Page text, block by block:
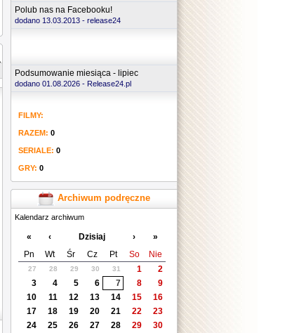
Polub nas na Facebooku!
dodano 13.03.2013 - release24
Podsumowanie miesiąca - lipiec
dodano 01.08.2026 - Release24.pl
FILMY:
RAZEM: 0
SERIALE: 0
GRY: 0
Archiwum podręczne
Kalendarz archiwum
« ‹ Dzisiaj ›
»
Pn
Wt Śr Cz Pt So Nie
27 28 29 30 31 1
2
3
4 5 6 7 8
9
10
11 12 13 14 15
16
17
18 19 20 21 22
23
24
25 26 27 28 29
30